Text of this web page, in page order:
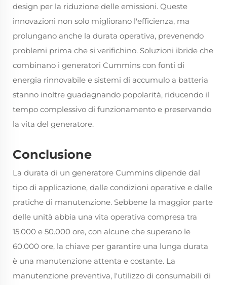
design per la riduzione delle emissioni. Queste
innovazioni non solo migliorano l'efficienza, ma
prolungano anche la durata operativa, prevenendo
problemi prima che si verifichino. Soluzioni ibride che
combinano i generatori Cummins con fonti di
energia rinnovabile e sistemi di accumulo a batteria
stanno inoltre guadagnando popolarità, riducendo il
tempo complessivo di funzionamento e preservando
la vita del generatore.
Conclusione
La durata di un generatore Cummins dipende dal
tipo di applicazione, dalle condizioni operative e dalle
pratiche di manutenzione. Sebbene la maggior parte
delle unità abbia una vita operativa compresa tra
15.000 e 50.000 ore, con alcune che superano le
60.000 ore, la chiave per garantire una lunga durata
è una manutenzione attenta e costante. La
manutenzione preventiva, l'utilizzo di consumabili di